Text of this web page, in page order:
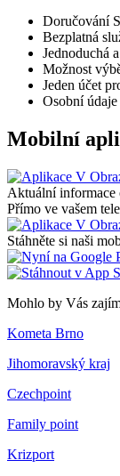
Doručování
Bezplatná
Jednoduchá
Možnost
Jeden účet
Osobní
Mobilní
Aktuální informace
Přímo ve vašem
Stáhněte si naši
Mohlo by Vás
Kometa Brno
Jihomoravský kraj
Czechpoint
Family point
Krizport